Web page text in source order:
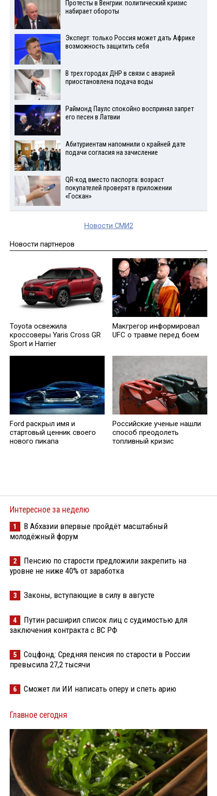
Протесты в Венгрии: политический кризис
набирает обороты
Эксперт: только Россия может дать Африке
возможность защитить себя
В трех городах ДНР в связи с аварией
приостановлена подача воды
Раймонд Паулс спокойно воспринял запрет
его песен в Латвии
Абитуриентам напомнили о крайней дате
подачи согласия на зачисление
QR-код вместо паспорта: возраст
покупателей проверят в приложении
«Госкан»
Новости СМИ2
Новости партнеров
Toyota освежила
кроссоверы Yaris Cross GR
Sport и Harrier
Макгрегор информировал
UFC о травме перед боем
Ford раскрыл имя и
стартовый ценник своего
нового пикапа
Российские ученые нашли
способ преодолеть
топливный кризис
Интересное за неделю
1
В Абхазии впервые пройдёт масштабный
молодёжный форум
2
Пенсию по старости предложили закрепить на
уровне не ниже 40% от заработка
3 Законы, вступающие в силу в августе
4
Путин расширил список лиц с судимостью для
заключения контракта с ВС РФ
5
Соцфонд: Средняя пенсия по старости в России
превысила 27,2 тысячи
6 Сможет ли ИИ написать оперу и спеть арию
Главное сегодня